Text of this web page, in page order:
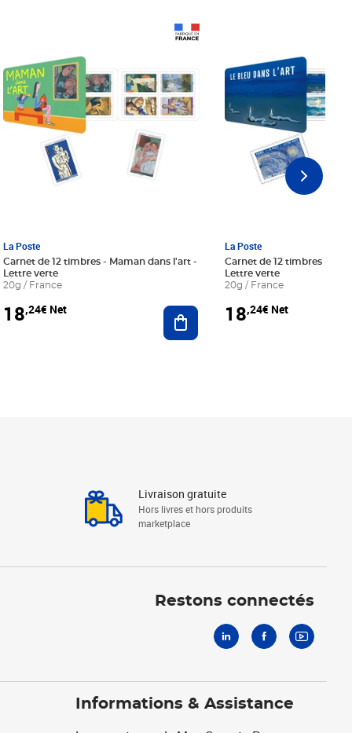
au panier
La Poste
Carnet de 12 timbres - Maman dans l'art -
Lettre verte
20g / France
18,24€ Net Ajouter au panier
La Poste
Carnet de 12 timbres - Le
Lettre verte
20g / France
18,24€ Net
Livraison gratuite
Hors livres et hors produits
marketplace
Restons connectés
Informations & Assistance